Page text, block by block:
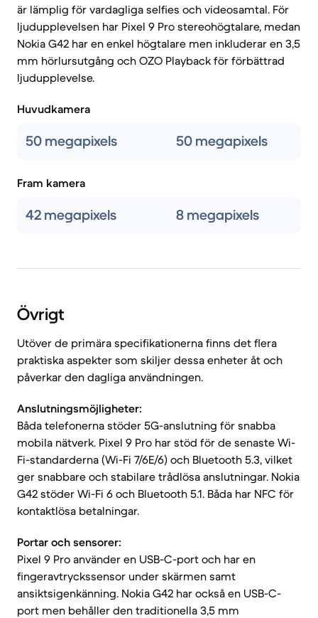
är lämplig för vardagliga selfies och videosamtal. För
ljudupplevelsen har Pixel 9 Pro stereohögtalare, medan
Nokia G42 har en enkel högtalare men inkluderar en 3,5
mm hörlursutgång och OZO Playback för förbättrad
ljudupplevelse.
Huvudkamera
50 megapixels 50 megapixels
Fram kamera
42 megapixels 8 megapixels
Övrigt
Utöver de primära specifikationerna finns det flera
praktiska aspekter som skiljer dessa enheter åt och
påverkar den dagliga användningen.
Anslutningsmöjligheter:
Båda telefonerna stöder 5G-anslutning för snabba
mobila nätverk. Pixel 9 Pro har stöd för de senaste Wi-
Fi-standarderna (Wi-Fi 7/6E/6) och Bluetooth 5.3, vilket
ger snabbare och stabilare trådlösa anslutningar. Nokia
G42 stöder Wi-Fi 6 och Bluetooth 5.1. Båda har NFC för
kontaktlösa betalningar.
Portar och sensorer:
Pixel 9 Pro använder en USB-C-port och har en
fingeravtryckssensor under skärmen samt
ansiktsigenkänning. Nokia G42 har också en USB-C-
port men behåller den traditionella 3,5 mm